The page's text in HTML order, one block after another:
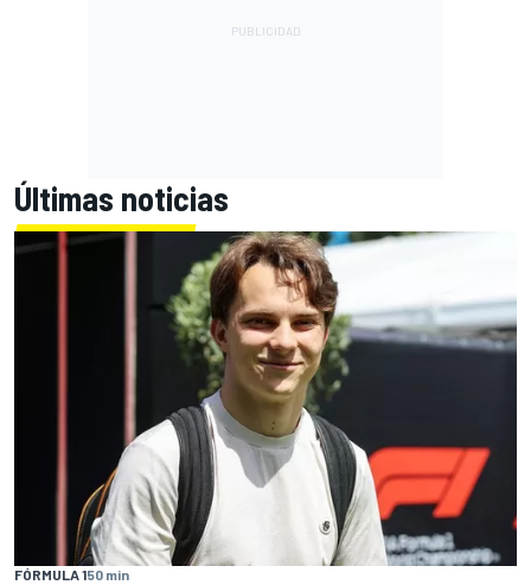
Últimas noticias
FÓRMULA 150 min